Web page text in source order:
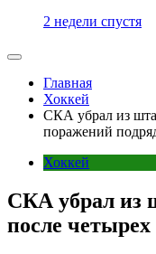
2 недели спустя
Главная
Хоккей
СКА убрал из
поражений
Хоккей
СКА убрал из
после